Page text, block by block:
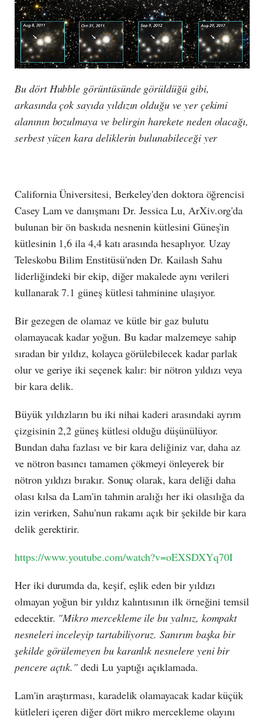
Bu dört Hubble görüntüsünde görüldüğü gibi,
arkasında çok sayıda yıldızın olduğu ve yer çekimi
alanının bozulmaya ve belirgin harekete neden olacağı,
serbest yüzen kara deliklerin bulunabileceği yer
California Üniversitesi, Berkeley'den doktora öğrencisi
Casey Lam ve danışmanı Dr. Jessica Lu, ArXiv.org'da
bulunan bir ön baskıda nesnenin kütlesini Güneş'in
kütlesinin 1,6 ila 4,4 katı arasında hesaplıyor. Uzay
Teleskobu Bilim Enstitüsü'nden Dr. Kailash Sahu
liderliğindeki bir ekip, diğer makalede aynı verileri
kullanarak 7.1 güneş kütlesi tahminine ulaşıyor.
Bir gezegen de olamaz ve kütle bir gaz bulutu
olamayacak kadar yoğun. Bu kadar malzemeye sahip
sıradan bir yıldız, kolayca görülebilecek kadar parlak
olur ve geriye iki seçenek kalır: bir nötron yıldızı veya
bir kara delik.
Büyük yıldızların bu iki nihai kaderi arasındaki ayrım
çizgisinin 2,2 güneş kütlesi olduğu düşünülüyor.
Bundan daha fazlası ve bir kara deliğiniz var, daha az
ve nötron basıncı tamamen çökmeyi önleyerek bir
nötron yıldızı bırakır. Sonuç olarak, kara deliği daha
olası kılsa da Lam'in tahmin aralığı her iki olasılığa da
izin verirken, Sahu'nun rakamı açık bir şekilde bir kara
delik gerektirir.
https://www.youtube.com/watch?v=oEXSDXYq70I
Her iki durumda da, keşif, eşlik eden bir yıldızı
olmayan yoğun bir yıldız kalıntısının ilk örneğini temsil
edecektir. "Mikro mercekleme ile bu yalnız, kompakt
nesneleri inceleyip tartabiliyoruz. Sanırım başka bir
şekilde görülemeyen bu karanlık nesnelere yeni bir
pencere açtık." dedi Lu yaptığı açıklamada.
Lam'in araştırması, karadelik olamayacak kadar küçük
kütleleri içeren diğer dört mikro mercekleme olayını